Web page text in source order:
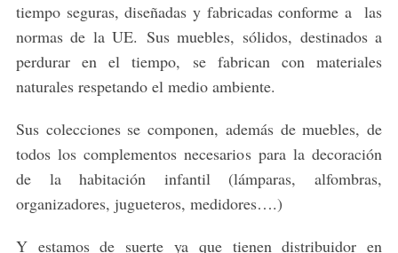
tiempo seguras, diseñadas y fabricadas conforme a las
normas de la UE. Sus muebles, sólidos, destinados a
perdurar en el tiempo, se fabrican con materiales
naturales respetando el medio ambiente.
Sus colecciones se componen, además de muebles, de
todos los complementos necesarios para la decoración
de la habitación infantil (lámparas, alfombras,
organizadores, jugueteros, medidores….)
Y estamos de suerte ya que tienen distribuidor en